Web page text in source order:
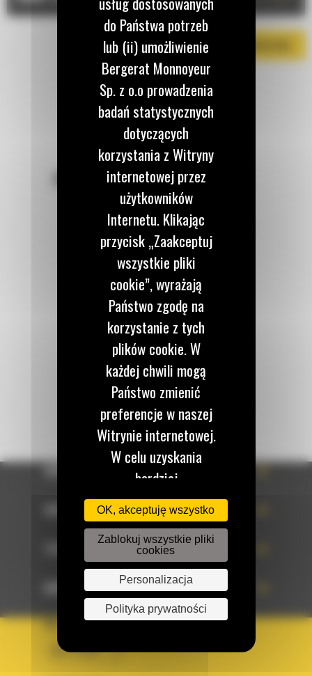
POZOSTAŃMY W KONTAKCIE
Zadzwoń do nas
122 100 122
Napisz do nas
WYŚLIJ WIADOMOŚĆ
OFERTA
TECHNOLOGIE
DOWIEDZ SIĘ WIĘCEJ
KRAJ
BM POLSKA
do Państwa potrzeb
lub (ii) umożliwienie
Bergerat Monnoyeur
Sp. z o.o prowadzenia
badań statystycznych
dotyczących
korzystania z Witryny
internetowej przez
użytkowników
Internetu. Klikając
przycisk „Zaakceptuj
wszystkie pliki
cookie”, wyrażają
Państwo zgodę na
korzystanie z tych
plików cookie. W
każdej chwili mogą
Państwo zmienić
preferencje w naszej
Witrynie internetowej.
W celu uzyskania
bardziej
szczegółowych
informacji
dotyczących
przetwarzania należy
zapoznać się z naszą
Polityką prywatności.
tym na temat
OK, akceptuję wszystko
Zablokuj wszystkie pliki
cookies
Personalizacja
Polityka prywatności